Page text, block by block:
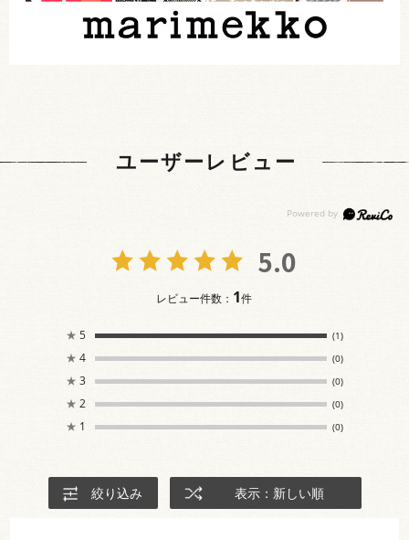
ユーザーレビュー
5.0
レビュー件数： 1件
★ 5 (1)
★ 4 (0)
★ 3 (0)
★ 2 (0)
★ 1 (0)
絞り込み 表示：新しい順